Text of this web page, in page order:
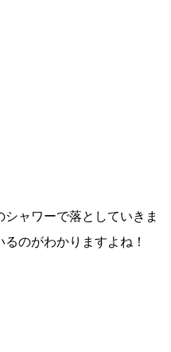
ャワーで落としていきま
のがわかりますよね！